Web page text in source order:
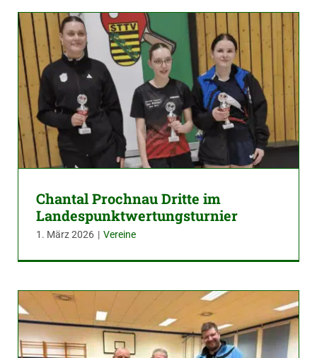
Chantal Prochnau Dritte im
Landespunktwertungsturnier
1. März 2026 | Vereine